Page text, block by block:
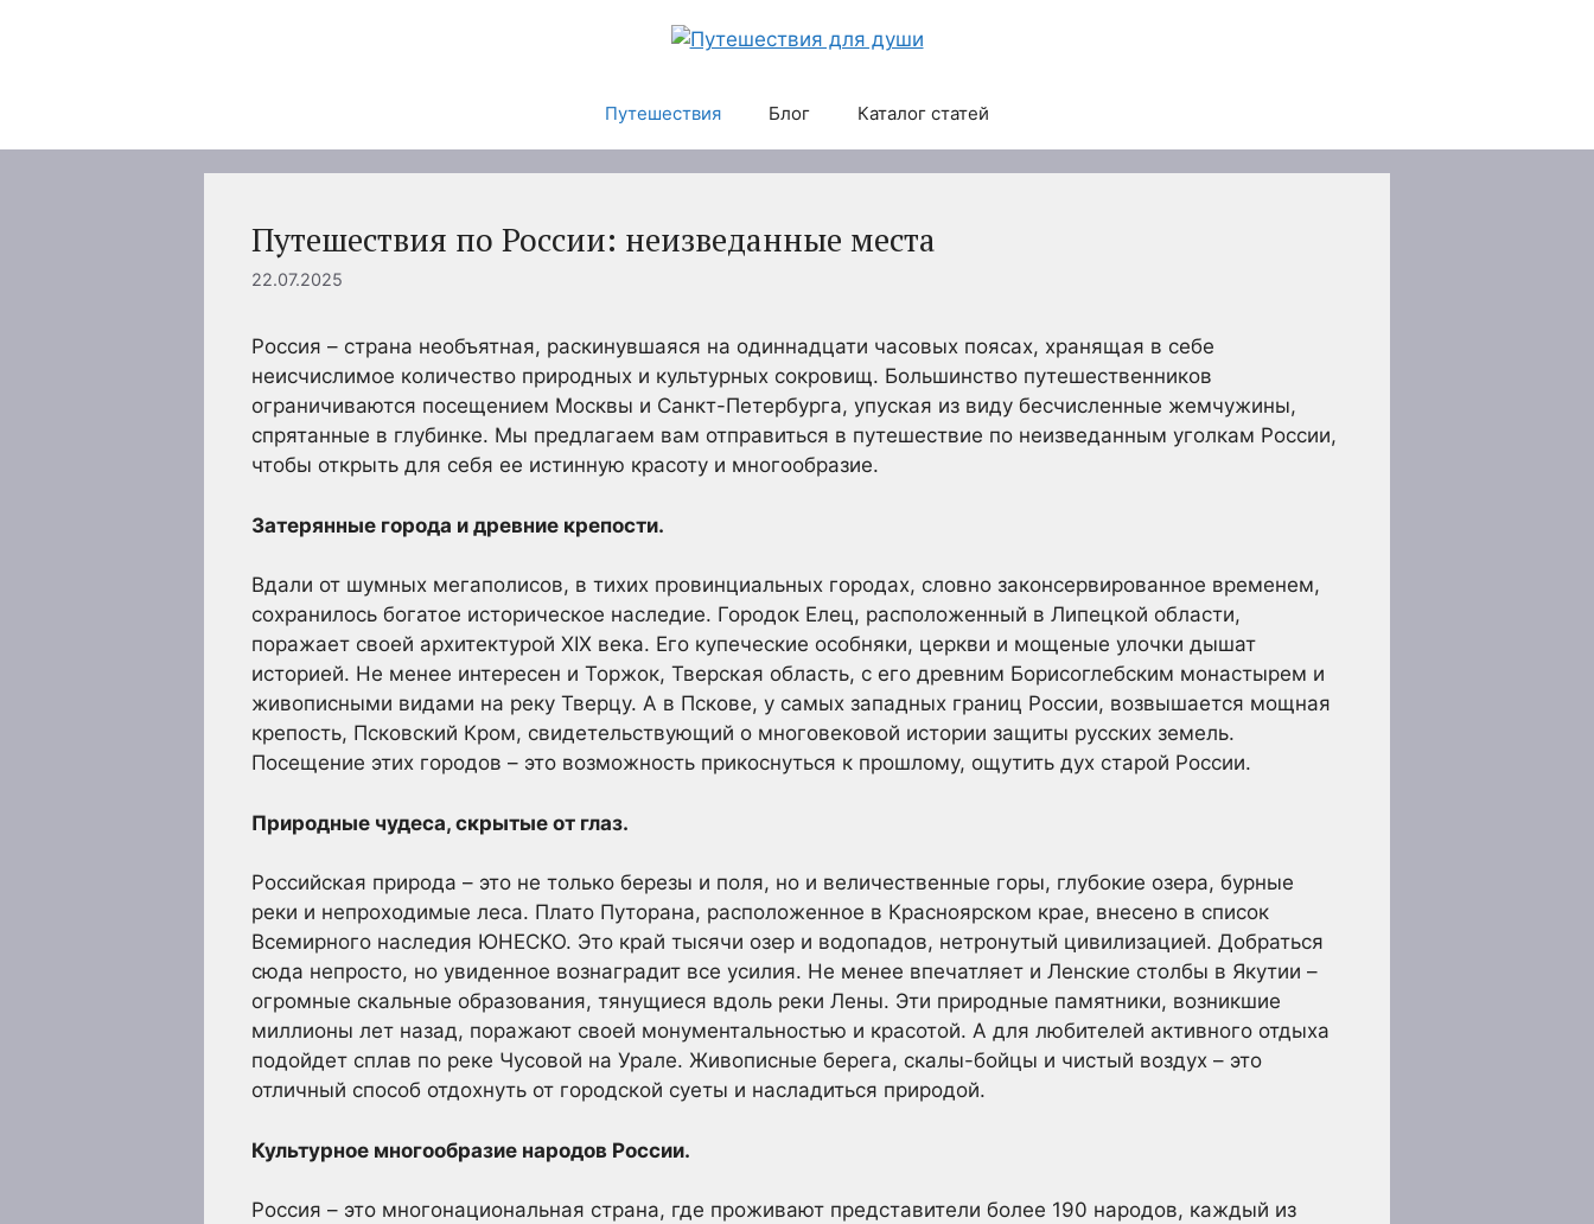
Путешествия Блог Каталог статей
Путешествия по России: неизведанные места
22.07.2025
Россия – страна необъятная, раскинувшаяся на одиннадцати часовых поясах, хранящая в себе
неисчислимое количество природных и культурных сокровищ. Большинство путешественников
ограничиваются посещением Москвы и Санкт-Петербурга, упуская из виду бесчисленные жемчужины,
спрятанные в глубинке. Мы предлагаем вам отправиться в путешествие по неизведанным уголкам России,
чтобы открыть для себя ее истинную красоту и многообразие.
Затерянные города и древние крепости.
Вдали от шумных мегаполисов, в тихих провинциальных городах, словно законсервированное временем,
сохранилось богатое историческое наследие. Городок Елец, расположенный в Липецкой области,
поражает своей архитектурой XIX века. Его купеческие особняки, церкви и мощеные улочки дышат
историей. Не менее интересен и Торжок, Тверская область, с его древним Борисоглебским монастырем и
живописными видами на реку Тверцу. А в Пскове, у самых западных границ России, возвышается мощная
крепость, Псковский Кром, свидетельствующий о многовековой истории защиты русских земель.
Посещение этих городов – это возможность прикоснуться к прошлому, ощутить дух старой России.
Природные чудеса, скрытые от глаз.
Российская природа – это не только березы и поля, но и величественные горы, глубокие озера, бурные
реки и непроходимые леса. Плато Путорана, расположенное в Красноярском крае, внесено в список
Всемирного наследия ЮНЕСКО. Это край тысячи озер и водопадов, нетронутый цивилизацией. Добраться
сюда непросто, но увиденное вознаградит все усилия. Не менее впечатляет и Ленские столбы в Якутии –
огромные скальные образования, тянущиеся вдоль реки Лены. Эти природные памятники, возникшие
миллионы лет назад, поражают своей монументальностью и красотой. А для любителей активного отдыха
подойдет сплав по реке Чусовой на Урале. Живописные берега, скалы-бойцы и чистый воздух – это
отличный способ отдохнуть от городской суеты и насладиться природой.
Культурное многообразие народов России.
Россия – это многонациональная страна, где проживают представители более 190 народов, каждый из